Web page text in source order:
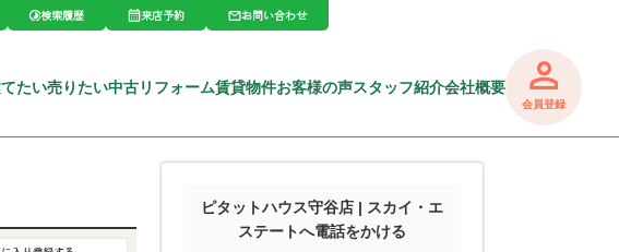
検索履歴 来店予約 お問い合わせ
たい売りたい中古リフォーム賃貸物件お客様の声スタッフ紹介会社概要
会員登録
ピタットハウス守谷店 | スカイ・エ
ステートへ電話をかける